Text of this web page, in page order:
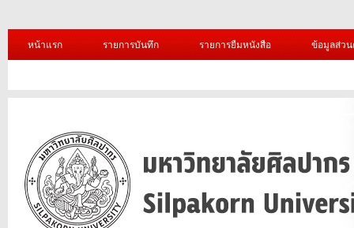
หน้าแรก รายการบันทึก รายการยืมหนังสือ ข้อมูลส่ว